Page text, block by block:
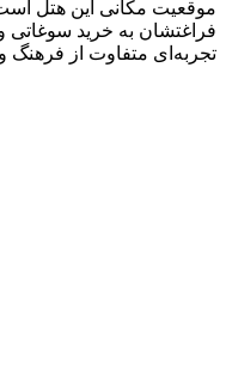
موقعیت مکانی این هتل
فراغتشان به خرید سوغاتی
تجربه‌ای متفاوت از فرهنگ